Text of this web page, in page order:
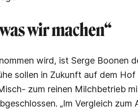
wir machen“
wird, ist Serge Boonen
sollen in Zukunft auf dem Hof
zum reinen Milchbetrieb
„Im Vergleich zum